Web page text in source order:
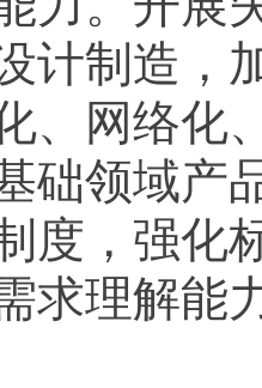
计制造，
、网络化
础领域产
度，强化
求理解能